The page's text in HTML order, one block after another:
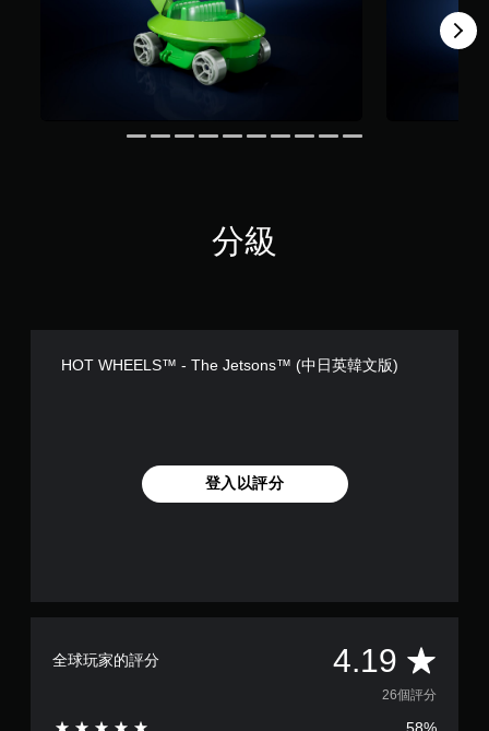
分級
HOT WHEELS™ - The Jetsons™ (中日英韓文版)
登入以評分
全球玩家的評分 4.19 平
均
26個評分
58%